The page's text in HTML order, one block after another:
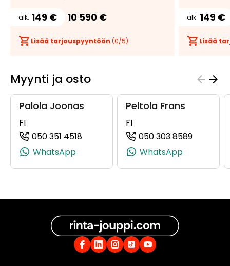
alk. 149 € 10 590 €
Lisää tarjouspyyntöön (0/5)
alk. 149 €
Lisää
Myynti ja osto
Palola Joonas
FI
050 351 4518
(+358503514518, 0503514518, +358
WhatsApp
Peltola Frans
FI
050 303 8589
WhatsApp